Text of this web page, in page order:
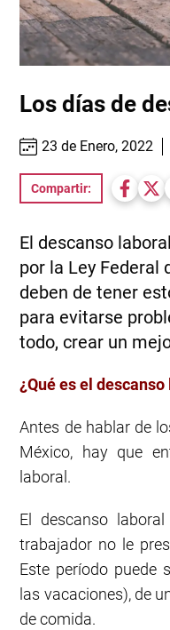
Los días de
23 de Enero, 2022
Compartir:
El descanso
por la Ley Federal
deben de tener
para evitarse
todo, crear un
¿Qué es el
Antes de hablar de
México, hay que
laboral.
El descanso
trabajador no le
Este período puede
las vacaciones), de
de comida.